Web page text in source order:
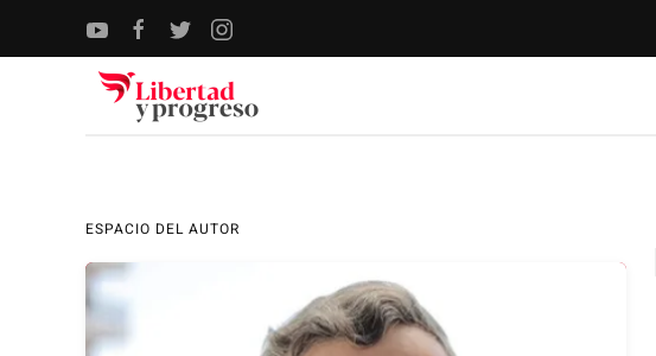
Skip to main content
ESPACIO DEL AUTOR